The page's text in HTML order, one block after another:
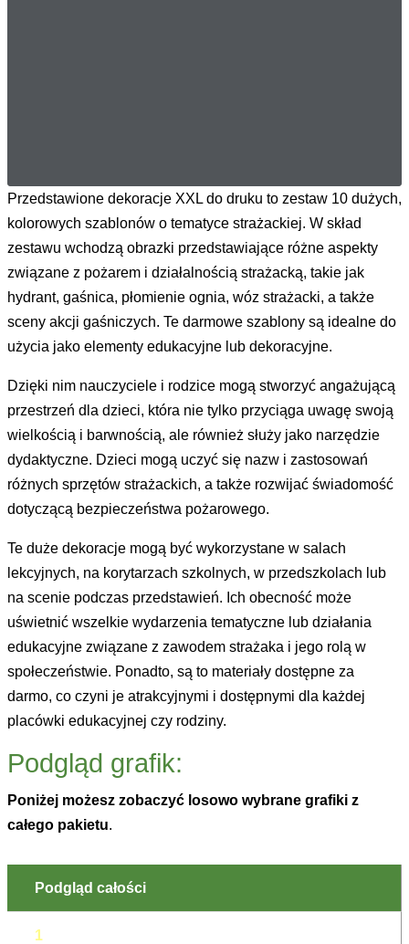
Przedstawione dekoracje XXL do druku to zestaw 10 dużych,
kolorowych szablonów o tematyce strażackiej. W skład
zestawu wchodzą obrazki przedstawiające różne aspekty
związane z pożarem i działalnością strażacką, takie jak
hydrant, gaśnica, płomienie ognia, wóz strażacki, a także
sceny akcji gaśniczych. Te darmowe szablony są idealne do
użycia jako elementy edukacyjne lub dekoracyjne.
Dzięki nim nauczyciele i rodzice mogą stworzyć angażującą
przestrzeń dla dzieci, która nie tylko przyciąga uwagę swoją
wielkością i barwnością, ale również służy jako narzędzie
dydaktyczne. Dzieci mogą uczyć się nazw i zastosowań
różnych sprzętów strażackich, a także rozwijać świadomość
dotyczącą bezpieczeństwa pożarowego.
Te duże dekoracje mogą być wykorzystane w salach
lekcyjnych, na korytarzach szkolnych, w przedszkolach lub
na scenie podczas przedstawień. Ich obecność może
uświetnić wszelkie wydarzenia tematyczne lub działania
edukacyjne związane z zawodem strażaka i jego rolą w
społeczeństwie. Ponadto, są to materiały dostępne za
darmo, co czyni je atrakcyjnymi i dostępnymi dla każdej
placówki edukacyjnej czy rodziny.
Podgląd grafik:
Poniżej możesz zobaczyć losowo wybrane grafiki z
całego pakietu.
Podgląd całości
1